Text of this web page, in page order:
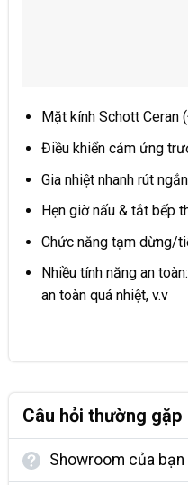
Mặt kính Schott Ceran
Điều khiển cảm ứng
Gia nhiệt nhanh rút
Hẹn giờ nấu & tắt bếp
Chức năng tạm dừng/
Nhiều tính năng an
an toàn quá nhiệt, v.v
Câu hỏi thường gặp
Showroom của bạn